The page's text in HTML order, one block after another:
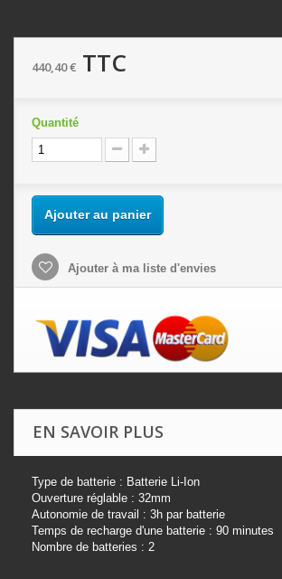
440,40 € TTC
Quantité
Ajouter au panier
Ajouter à ma liste d'envies
EN SAVOIR PLUS
Type de batterie : Batterie Li-Ion
Ouverture réglable : 32mm
Autonomie de travail : 3h par batterie
Temps de recharge d'une batterie : 90 minutes
Nombre de batteries : 2